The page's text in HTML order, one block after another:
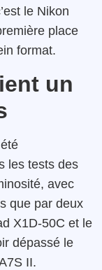
le Nikon
place
format.
un
les tests des
avec
que par deux
X1D-50C et le
dépassé le
II.